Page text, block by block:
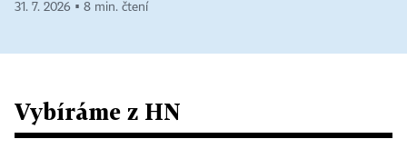
31. 7. 2026 ▪ 8 min. čtení
Vybíráme z HN